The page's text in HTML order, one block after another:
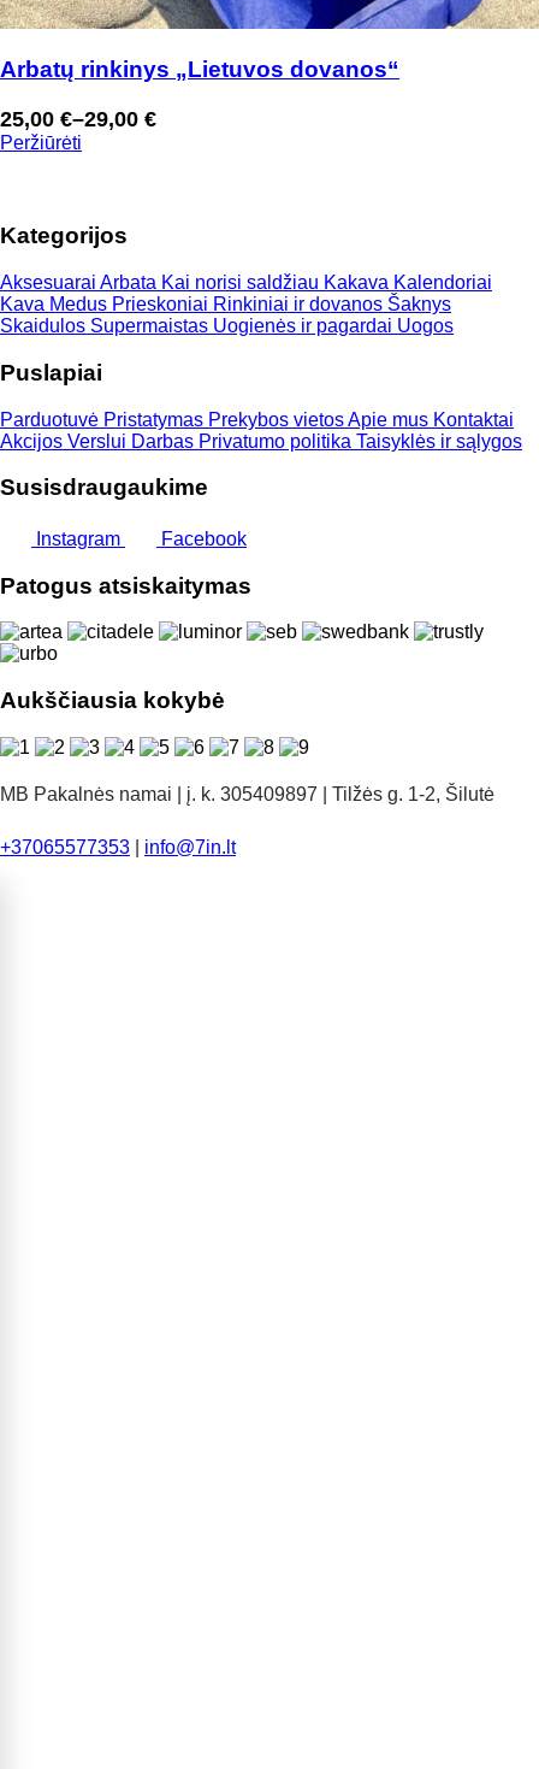
Arbatų rinkinys „Lietuvos dovanos“
25,00 €–29,00 €
Price
range:
29,00 €
Peržiūrėti
Kategorijos
Aksesuarai Arbata Kai norisi saldžiau Kakava Kalendoriai
Kava Medus Prieskoniai Rinkiniai ir dovanos Šaknys
Skaidulos Supermaistas Uogienės ir pagardai Uogos
Puslapiai
Parduotuvė Pristatymas Prekybos vietosApie mus Kontaktai
Akcijos Verslui Darbas Privatumo politika Taisyklės ir sąlygos
Susisdraugaukime
Instagram Facebook
Patogus atsiskaitymas
Aukščiausia kokybė
MB Pakalnės namai | į. k. 305409897 | Tilžės g. 1-2, Šilutė
+37065577353 info@7in.lt